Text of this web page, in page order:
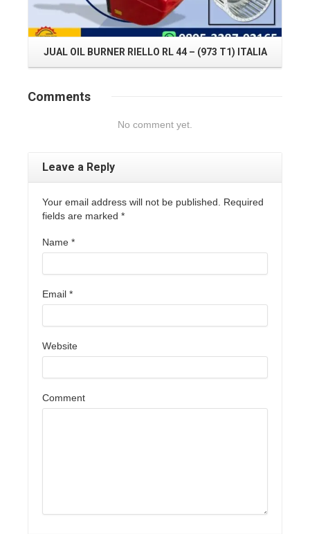
JUAL OIL BURNER RIELLO RL 44 – (973 T1) ITALIA
Comments
No comment yet.
Leave a Reply
Your email address will not be published. Required
fields are marked *
Name *
Email *
Website
Comment